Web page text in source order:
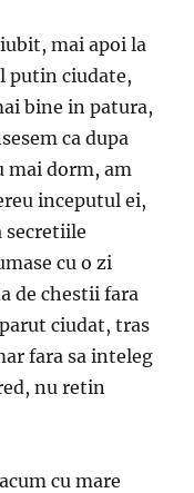
mai apoi la
putin ciudate,
bine in patura,
ca dupa
mai dorm, am
inceputul ei,
secretiile
cu o zi
de chestii fara
ciudat, tras
fara sa inteleg
nu retin
cu mare